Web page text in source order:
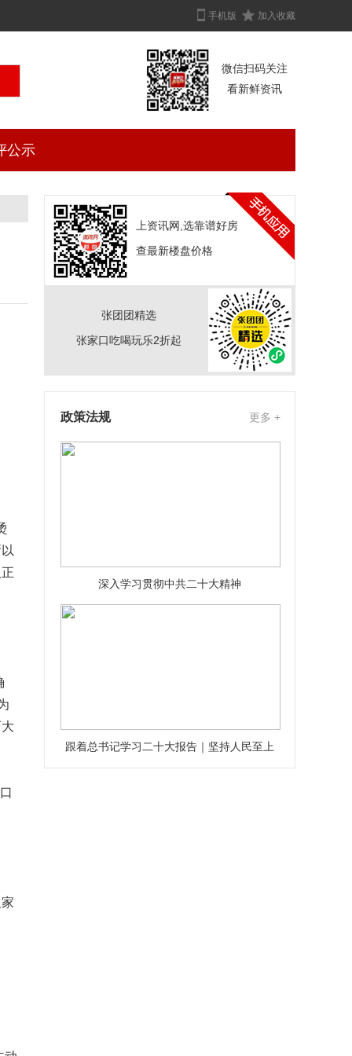
手机版 加入收藏
微信扫码关注
看新鲜资讯
公示
上资讯网,选靠谱好房
查最新楼盘价格
张团团精选
张家口吃喝玩乐2折起
政策法规 更多 +
深入学习贯彻中共二十大精神
跟着总书记学习二十大报告｜坚持人民至上